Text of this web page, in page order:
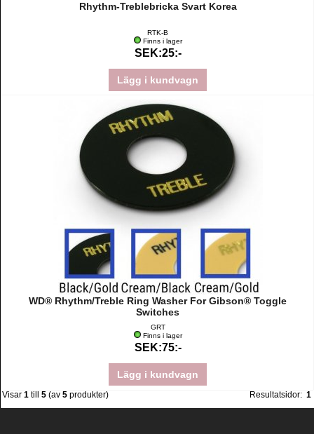
Rhythm-Treblebricka Svart Korea
RTK-B
Finns i lager
SEK:25:-
Lägg i kundvagn
WD® Rhythm/Treble Ring Washer For Gibson® Toggle
Switches
GRT
Finns i lager
SEK:75:-
Lägg i kundvagn
Visar 1 till 5 (av 5 produkter) Resultatsidor: 1